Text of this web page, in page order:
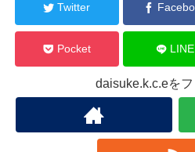
Twitter
Pocket LINE
daisuke.k.c.eを